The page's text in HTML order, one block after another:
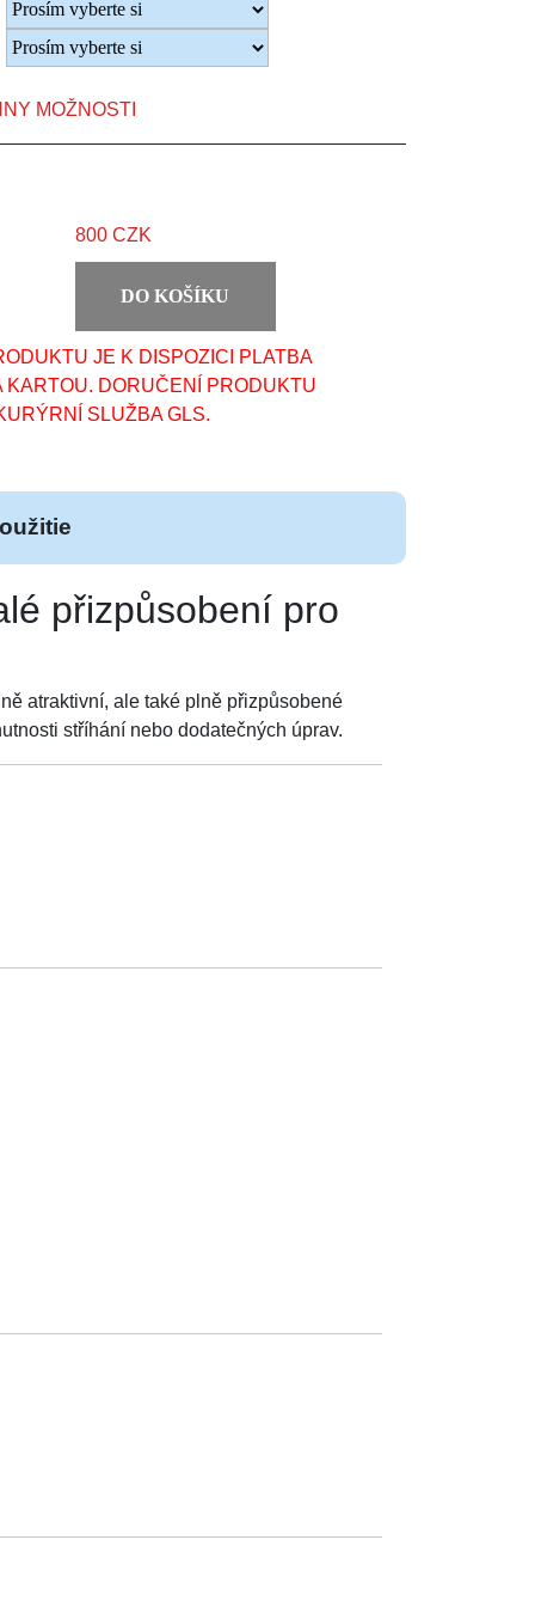
MOŽNOSTI
800 CZK
DO KOŠÍKU
JE K DISPOZICI PLATBA
KARTOU. DORUČENÍ PRODUKTU
SLUŽBA GLS.
přizpůsobení pro
atraktivní, ale také plně přizpůsobené
stříhání nebo dodatečných úprav.